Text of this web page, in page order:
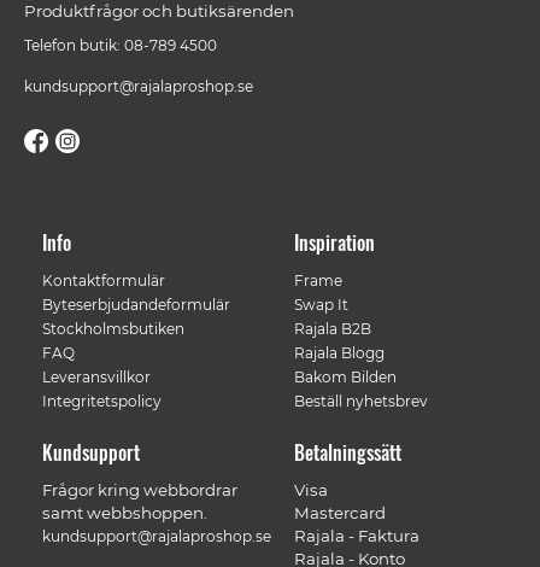
Produktfrågor och butiksärenden
Telefon butik: 08-789 4500
kundsupport@rajalaproshop.se
Info
Kontaktformulär
Byteserbjudandeformulär
Stockholmsbutiken
FAQ
Leveransvillkor
Integritetspolicy
Inspiration
Frame
Swap It
Rajala B2B
Rajala Blogg
Bakom Bilden
Beställ nyhetsbrev
Betalningssätt
Visa
Mastercard
Rajala - Faktura
Rajala - Konto
Kundsupport
Frågor kring webbordrar
samt webbshoppen.
kundsupport@rajalaproshop.se